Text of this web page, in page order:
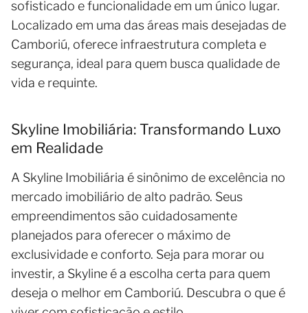
sofisticado e funcionalidade em um único lugar.
Localizado em uma das áreas mais desejadas de
Camboriú, oferece infraestrutura completa e
segurança, ideal para quem busca qualidade de
vida e requinte.
Skyline Imobiliária: Transformando Luxo
em Realidade
A Skyline Imobiliária é sinônimo de excelência no
mercado imobiliário de alto padrão. Seus
empreendimentos são cuidadosamente
planejados para oferecer o máximo de
exclusividade e conforto. Seja para morar ou
investir, a Skyline é a escolha certa para quem
deseja o melhor em Camboriú. Descubra o que é